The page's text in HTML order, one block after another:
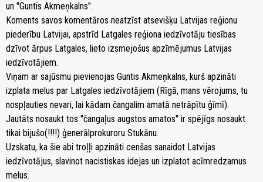
un "Guntis Akmeņkalns".
Koments savos komentāros neatzīst atsevišķu Latvijas reģionu
piederību Latvijai, apstrīd Latgales reģiona iedzīvotāju tiesības
dzīvot ārpus Latgales, lieto izsmejošus apzīmējumus Latvijas
iedzīvotājiem.
Viņam ar sajūsmu pievienojas Guntis Akmeņkalns, kurš apzināti
izplata melus par Latgales iedzīvotājiem (Rīgā, mans vērojums, tu
nospļauties nevari, lai kādam čangalim amatā netrāpītu ģīmī).
Jautāts nosaukt tos "čangaļus augstos amatos" ir spējīgs nosaukt
tikai bijušo(!!!!) ģenerālprokuroru Stukānu.
Uzskatu, ka šie abi troļļi apzināti cenšas sanaidot Latvijas
iedzīvotājus, slavinot nacistiskas idejas un izplatot acīmredzamus
melus.